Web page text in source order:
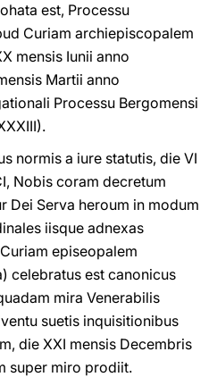
est, Processu
Curiam archiepiscopalem
mensis Iunii anno
Martii anno
Processu Bergomensi
normis a iure statutis, die VI
Nobis coram decretum
Dei Serva heroum in modum
iisque adnexas
episeopalem
celebratus est canonicus
mira Venerabilis
suetis inquisitionibus
die XXI mensis Decembris
super miro prodiit.